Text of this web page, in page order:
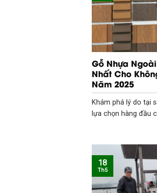
Gỗ Nhựa
Nhất Cho
Năm 2025
Khám phá lý do tại
lựa chọn hàng đầu
18
Th5